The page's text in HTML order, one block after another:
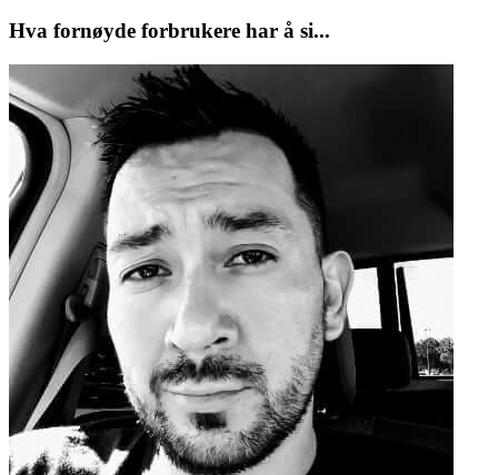
Hva fornøyde forbrukere har å si...